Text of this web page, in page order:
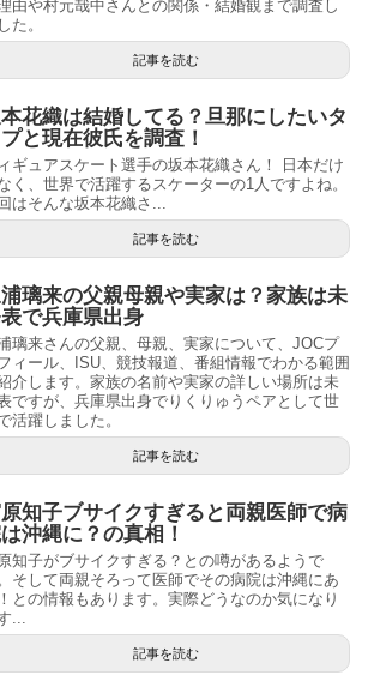
由や村元哉中さんとの関係・結婚観まで調査し
た。
記事を読む
花織は結婚してる？旦那にしたいタ
と現在彼氏を調査！
ギュアスケート選手の坂本花織さん！ 日本だけ
く、世界で活躍するスケーターの1人ですよね。
はそんな坂本花織さ...
記事を読む
璃来の父親母親や実家は？家族は未
で兵庫県出身
璃来さんの父親、母親、実家について、JOCプ
ィール、ISU、競技報道、番組情報でわかる範囲
介します。家族の名前や実家の詳しい場所は未
ですが、兵庫県出身でりくりゅうペアとして世
活躍しました。
記事を読む
知子ブサイクすぎると両親医師で病
沖縄に？の真相！
知子がブサイクすぎる？との噂があるようで
そして両親そろって医師でその病院は沖縄にあ
との情報もあります。実際どうなのか気になり
...
記事を読む